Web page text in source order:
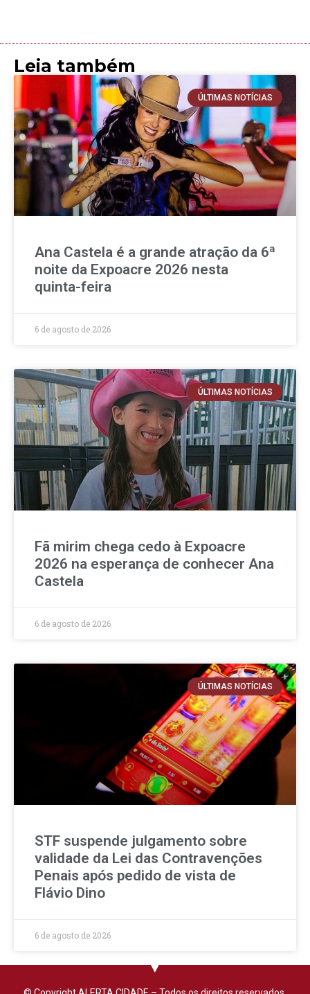
Leia também
ÚLTIMAS NOTÍCIAS
Ana Castela é a grande atração da 6ª
noite da Expoacre 2026 nesta
quinta-feira
6 de agosto de 2026
ÚLTIMAS NOTÍCIAS
Fã mirim chega cedo à Expoacre
2026 na esperança de conhecer Ana
Castela
6 de agosto de 2026
ÚLTIMAS NOTÍCIAS
STF suspende julgamento sobre
validade da Lei das Contravenções
Penais após pedido de vista de
Flávio Dino
6 de agosto de 2026